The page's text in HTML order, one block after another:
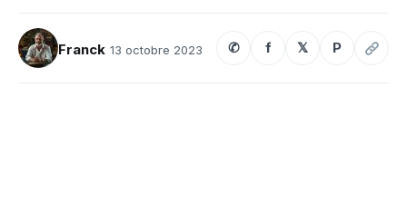
Franck 13 octobre 2023 ✆ f 𝕏 P